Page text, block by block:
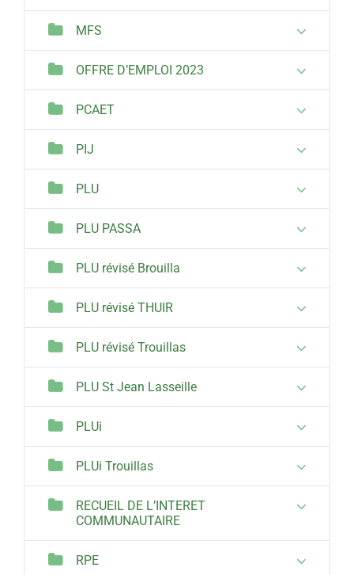
MFS
OFFRE D’EMPLOI 2023
PCAET
PIJ
PLU
PLU PASSA
PLU révisé Brouilla
PLU révisé THUIR
PLU révisé Trouillas
PLU St Jean Lasseille
PLUi
PLUi Trouillas
RECUEIL DE L’INTERET
COMMUNAUTAIRE
RPE